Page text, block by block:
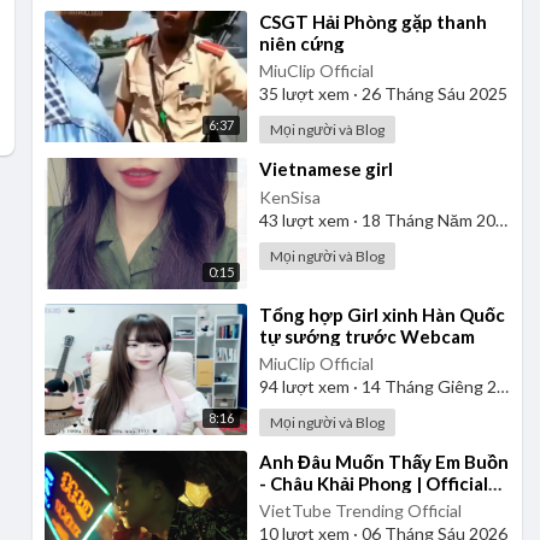
6:37
⁣CSGT Hải Phòng gặp thanh
niên cứng
MiuClip Official
35 lượt xem · 26 Tháng Sáu 2025
Mọi người và Blog
0:15
⁣Vietnamese girl
KenSisa
43 lượt xem · 18 Tháng Năm 2026
Mọi người và Blog
8:16
⁣Tổng hợp Girl xinh Hàn Quốc
tự sướng trước Webcam
MiuClip Official
94lượt xem · 14 Tháng Giêng 2025
Mọi người và Blog
⁣Anh Đâu Muốn Thấy Em Buồn
- Châu Khải Phong | Official
Music Video
VietTube Trending Official
10lượt xem · 06 Tháng Sáu 2026